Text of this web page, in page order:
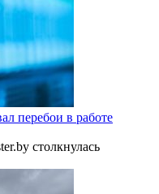
перебои в работе
столкнулась